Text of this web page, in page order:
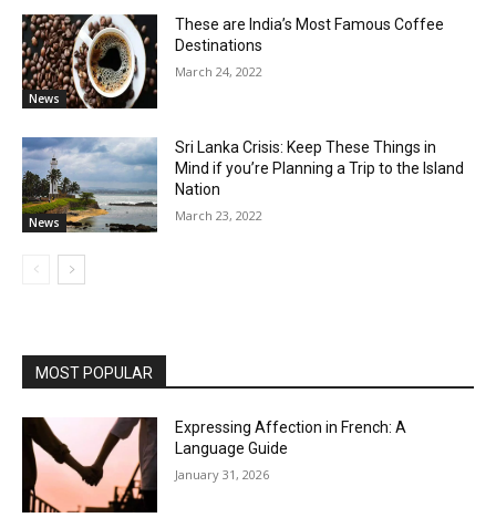
News
These are India’s Most Famous Coffee
Destinations
March 24, 2022
News
Sri Lanka Crisis: Keep These Things in
Mind if you’re Planning a Trip to the Island
Nation
March 23, 2022
MOST POPULAR
Expressing Affection in French: A
Language Guide
January 31, 2026